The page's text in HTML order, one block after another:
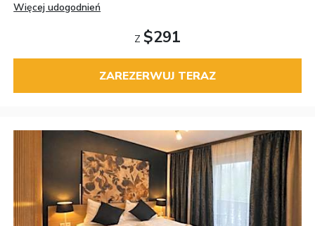
Więcej udogodnień
Z $291
ZAREZERWUJ TERAZ